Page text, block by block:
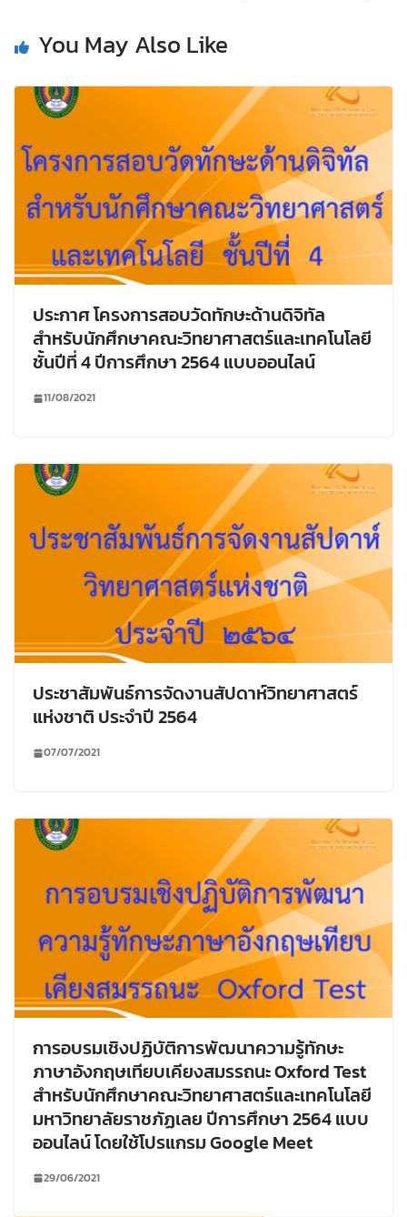
You May Also Like
ประกาศ โครงการสอบวัดทักษะด้านดิจิทัล
สำหรับนักศึกษาคณะวิทยาศาสตร์และเทคโนโลยี
ชั้นปีที่ 4 ปีการศึกษา 2564 แบบออนไลน์
11/08/2021
ประชาสัมพันธ์การจัดงานสัปดาห์วิทยาศาสตร์
แห่งชาติ ประจำปี 2564
07/07/2021
การอบรมเชิงปฏิบัติการพัฒนาความรู้ทักษะ
ภาษาอังกฤษเทียบเคียงสมรรถนะ Oxford Test
สำหรับนักศึกษาคณะวิทยาศาสตร์และเทคโนโลยี
มหาวิทยาลัยราชภัฏเลย ปีการศึกษา 2564 แบบ
ออนไลน์ โดยใช้โปรแกรม Google Meet
29/06/2021